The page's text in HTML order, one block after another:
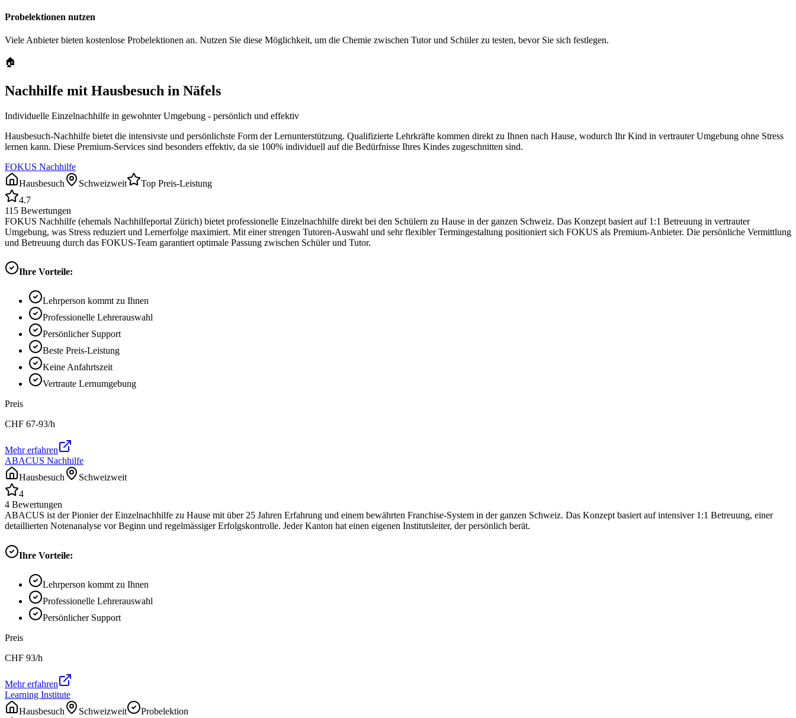
Probelektionen nutzen
Viele Anbieter bieten kostenlose Probelektionen an. Nutzen Sie diese Möglichkeit, um die Chemie zwischen Tutor und Schüler zu testen, bevor Sie sich festlegen.
🏠
Nachhilfe mit Hausbesuch in Näfels
Individuelle Einzelnachhilfe in gewohnter Umgebung - persönlich und effektiv
Hausbesuch-Nachhilfe bietet die intensivste und persönlichste Form der Lernunterstützung. Qualifizierte Lehrkräfte kommen direkt zu Ihnen nach Hause, wodurch Ihr Kind in vertrauter Umgebung ohne Stress
lernen kann. Diese Premium-Services sind besonders effektiv, da sie 100% individuell auf die Bedürfnisse Ihres Kindes zugeschnitten sind.
FOKUS Nachhilfe
Hausbesuch
Schweizweit
Top Preis-Leistung
4.7
115 Bewertungen
FOKUS Nachhilfe (ehemals Nachhilfeportal Zürich) bietet professionelle Einzelnachhilfe direkt bei den Schülern zu Hause in der ganzen Schweiz. Das Konzept basiert auf 1:1 Betreuung in vertrauter
Umgebung, was Stress reduziert und Lernerfolge maximiert. Mit einer strengen Tutoren-Auswahl und sehr flexibler Termingestaltung positioniert sich FOKUS als Premium-Anbieter. Die persönliche Vermittlung
und Betreuung durch das FOKUS-Team garantiert optimale Passung zwischen Schüler und Tutor.
Ihre Vorteile:
Lehrperson kommt zu Ihnen
Professionelle Lehrerauswahl
Persönlicher Support
Beste Preis-Leistung
Keine Anfahrtszeit
Vertraute Lernumgebung
Preis
CHF 67-93/h
Mehr erfahren
ABACUS Nachhilfe
Hausbesuch
Schweizweit
4
4 Bewertungen
ABACUS ist der Pionier der Einzelnachhilfe zu Hause mit über 25 Jahren Erfahrung und einem bewährten Franchise-System in der ganzen Schweiz. Das Konzept basiert auf intensiver 1:1 Betreuung, einer
detaillierten Notenanalyse vor Beginn und regelmässiger Erfolgskontrolle. Jeder Kanton hat einen eigenen Institutsleiter, der persönlich berät.
Ihre Vorteile:
Lehrperson kommt zu Ihnen
Professionelle Lehrerauswahl
Persönlicher Support
Preis
CHF 93/h
Mehr erfahren
Learning Institute
Hausbesuch
Schweizweit Probelektion